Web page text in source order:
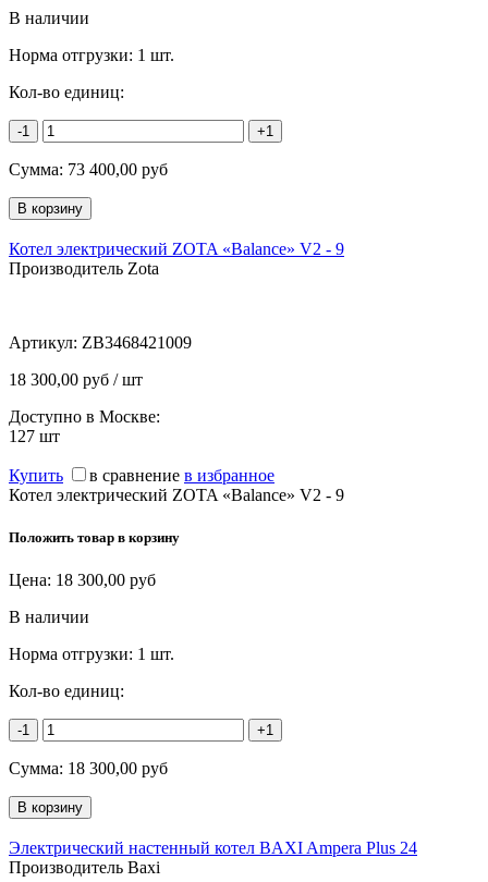
В наличии
Норма отгрузки: 1 шт.
Кол-во единиц:
-1 +1
Сумма: 73 400,00 руб
Котел электрический ZOTA «Balance» V2 - 9
Производитель Zota
Артикул: ZB3468421009
18 300,00 руб / шт
Доступно в Москве:
127 шт
Купить в сравнение в избранное
Котел электрический ZOTA «Balance» V2 - 9
Положить товар в корзину
Цена: 18 300,00 руб
В наличии
Норма отгрузки: 1 шт.
Кол-во единиц:
-1 +1
Сумма: 18 300,00 руб
Электрический настенный котел BAXI Ampera Plus 24
Производитель Baxi